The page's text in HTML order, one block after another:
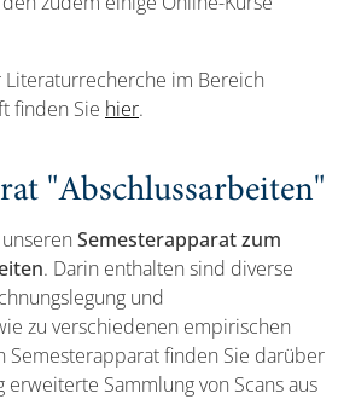
Literaturrecherche im Bereich
finden Sie hier.
"Abschlussarbeiten"
Semesterapparat zum
. Darin enthalten sind diverse
und
zu verschiedenen empirischen
Semesterapparat finden Sie darüber
Sammlung von Scans aus